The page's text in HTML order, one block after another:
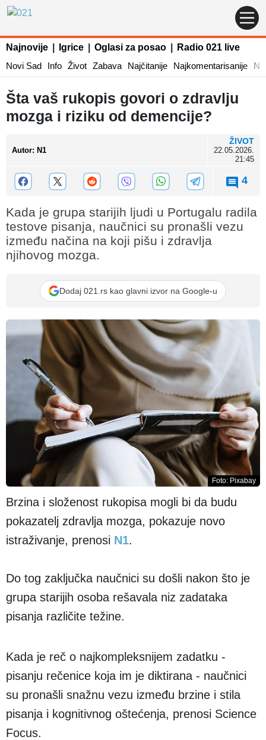
Najnovije Igrice Oglasi za posao
Radio 021 live
Novi Sad
Info Život Zabava Najčitanije Najkomentarisanije
Šta vaš rukopis govori o zdravlju
mozga i riziku od demencije?
Autor: N1
ŽIVOT
22.05.2026.
21:45
4
Kada je grupa starijih ljudi u Portugalu radila
testove pisanja, naučnici su pronašli vezu
između načina na koji pišu i zdravlja
njihovog mozga.
Dodaj 021.rs kao glavni izvor na Google-u
Foto: Pixabay
Brzina i složenost rukopisa mogli bi da budu
pokazatelj zdravlja mozga, pokazuje novo
istraživanje, prenosi N1.
Do tog zaključka naučnici su došli nakon što je
grupa starijih osoba rešavala niz zadataka
pisanja različite težine.
Kada je reč o najkompleksnijem zadatku -
pisanju rečenice koja im je diktirana - naučnici
su pronašli snažnu vezu između brzine i stila
pisanja i kognitivnog oštećenja, prenosi Science
Focus.